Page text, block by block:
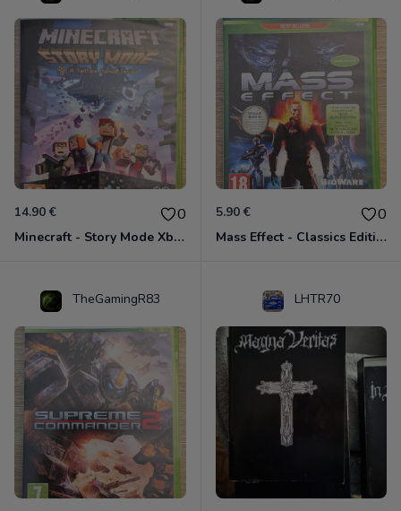
14.90 € 0
Minecraft - Story Mode Xbox 360
5.90 € 0
Mass Effect - Classics Edition Xbox 360
TheGamingR83 LHTR70